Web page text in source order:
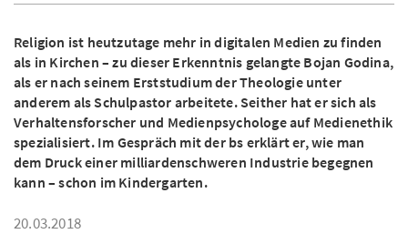
Religion ist heutzutage mehr in digitalen Medien zu finden
als in Kirchen – zu dieser Erkenntnis gelangte Bojan Godina,
als er nach seinem Erststudium der Theologie unter
anderem als Schulpastor arbeitete. Seither hat er sich als
Verhaltensforscher und Medienpsychologe auf Medienethik
spezialisiert. Im Gespräch mit der bs erklärt er, wie man
dem Druck einer milliardenschweren Industrie begegnen
kann – schon im Kindergarten.
20.03.2018